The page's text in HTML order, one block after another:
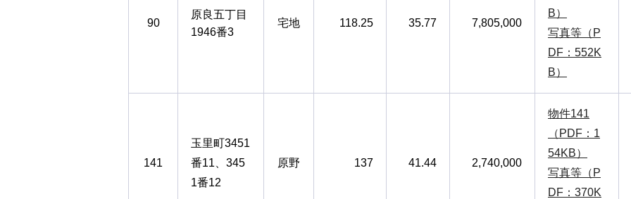
90
原良五丁目
1946番3
宅地 118.25 35.77 7,805,000
B）
写真等（P
DF：552K
B）
141
玉里町3451
番11、345
1番12
原野 137 41.44 2,740,000
物件141
（PDF：1
54KB）
写真等（P
DF：370K